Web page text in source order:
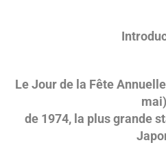
Le Jour de la Fête
mai)
de 1974, la plus grande